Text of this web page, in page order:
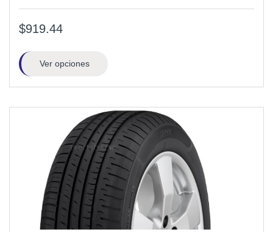
$919.44
Ver opciones